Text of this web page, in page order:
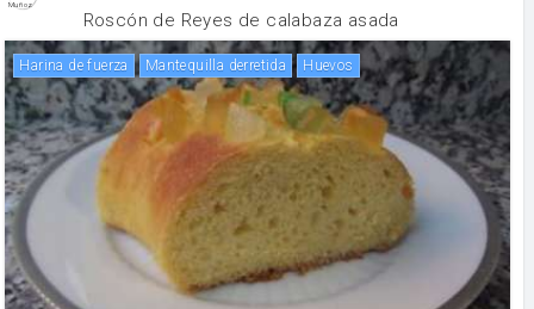
Roscón de Reyes de calabaza asada
harina de fuerza Mantequilla derretida huevos